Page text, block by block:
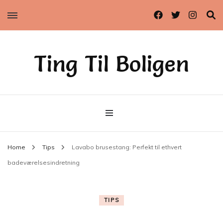
Ting Til Boligen
Home Tips Lavabo brusestang: Perfekt til ethvert
badeværelsesindretning
TIPS